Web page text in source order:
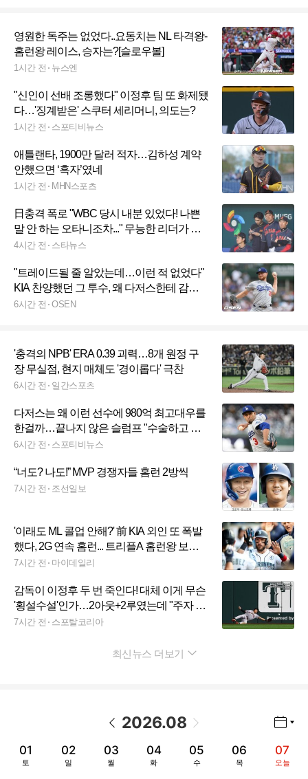
영원한 독주는 없었다..요동치는 NL 타격왕-
홈런왕 레이스, 승자는?[슬로우볼]
1시간 전 뉴스엔
"신인이 선배 조롱했다" 이정후 팀 또 화제됐
다…'징계받은' 스쿠터 세리머니, 의도는?
1시간 전 스포티비뉴스
애틀랜타, 1900만 달러 적자…김하성 계약
안했으면 ‘흑자’였네
1시간 전 MHN스포츠
日충격 폭로 "WBC 당시 내분 있었다! 나쁜
말 안 하는 오타니조차..." 무능한 리더가 참
사냈다
4시간 전 스타뉴스
"트레이드될 줄 알았는데…이런 적 없었다"
KIA 찬양했던 그 투수, 왜 다저스한테 감동
했나
6시간 전 OSEN
'충격의 NPB' ERA 0.39 괴력…8개 원정 구
장 무실점, 현지 매체도 '경이롭다' 극찬
6시간 전 일간스포츠
다저스는 왜 이런 선수에 980억 최고대우를
한걸까…끝나지 않은 슬럼프 "수술하고 구
속 155km 올랐는데"
6시간 전 스포티비뉴스
“너도? 나도!” MVP 경쟁자들 홈런 2방씩
7시간 전 조선일보
'이래도 ML 콜업 안해?' 前 KIA 외인 또 폭발
했다, 2G 연속 홈런... 트리플A 홈런왕 보인
다→압도적 1위
7시간 전 마이데일리
감독이 이정후 두 번 죽인다! 대체 이게 무슨
'횡설수설'인가…2아웃+2루였는데 "주자 신
경 쓰느라" 황당 감싸기
7시간 전 스포탈코리아
최신뉴스 더보기
2026.08
01
토
02
일
03
월
04
화
05
수
06
목
07
오늘